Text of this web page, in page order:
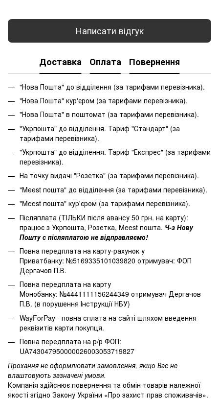
Написати відгук
Доставка Оплата Повернення
"Нова Пошта" до відділення (за тарифами перевізника).
"Нова Пошта" кур'єром (за тарифами перевізника).
"Нова Пошта" в поштомат (за тарифами перевізника).
"Укрпошта" до відділення. Тариф "Стандарт" (за
тарифами перевізника).
"Укрпошта" до відділення. Тариф "Експрес" (за тарифами
перевізника).
На точку видачі "Розетка" (за тарифами перевізника).
"Meest пошта" до відділення (за тарифами перевізника).
"Meest пошта" кур'єром (за тарифами перевізника).
Післяплата (ТІЛЬКИ після авансу 50 грн. на карту):
працює з Укрпошта, Розетка, Meest пошта. Ч-з Нову
Пошту с післяплатою не відправляємо!
Повна передплата на карту-рахунок у
Приватбанку: №5169335101039820 отримувач: ФОП
Дергачов П.В.
Повна передплата на карту
Монобанку: №4441111156244349 отримувач Дергачов
П.В. (в порушення Інструкції НБУ)
WayForPay - повна сплата на сайті шляхом введення
реквізитів карти покупця.
Повна передплата на р/р ФОП:
UA743047950000026003053719827
Прохання не оформлювати замовлення, якщо Вас не
влаштовують зазначені умови.
Компанія здійснює повернення та обмін товарів належної
якості згідно Закону України «Про захист прав споживачів».